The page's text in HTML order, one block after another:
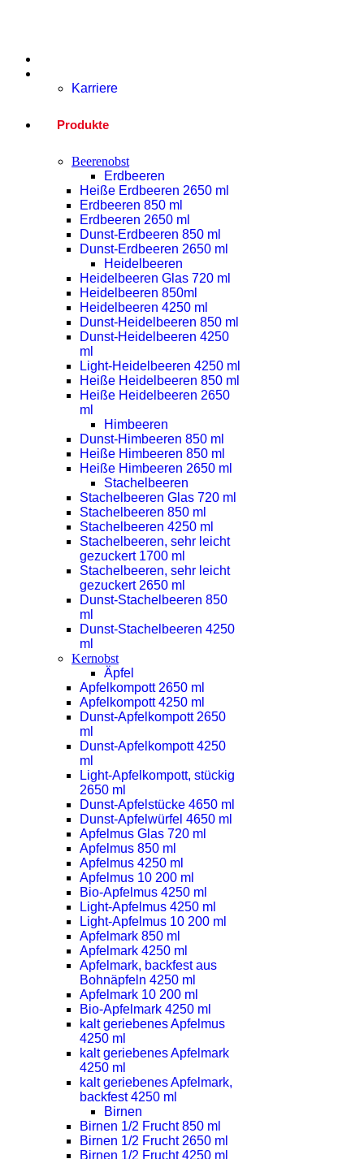
Karriere
Produkte
Beerenobst
Erdbeeren
Heiße Erdbeeren 2650 ml
Erdbeeren 850 ml
Erdbeeren 2650 ml
Dunst-Erdbeeren 850 ml
Dunst-Erdbeeren 2650 ml
Heidelbeeren
Heidelbeeren Glas 720 ml
Heidelbeeren 850ml
Heidelbeeren 4250 ml
Dunst-Heidelbeeren 850 ml
Dunst-Heidelbeeren 4250
ml
Light-Heidelbeeren 4250 ml
Heiße Heidelbeeren 850 ml
Heiße Heidelbeeren 2650
ml
Himbeeren
Dunst-Himbeeren 850 ml
Heiße Himbeeren 850 ml
Heiße Himbeeren 2650 ml
Stachelbeeren
Stachelbeeren Glas 720 ml
Stachelbeeren 850 ml
Stachelbeeren 4250 ml
Stachelbeeren, sehr leicht
gezuckert 1700 ml
Stachelbeeren, sehr leicht
gezuckert 2650 ml
Dunst-Stachelbeeren 850
ml
Dunst-Stachelbeeren 4250
ml
Kernobst
Äpfel
Apfelkompott 2650 ml
Apfelkompott 4250 ml
Dunst-Apfelkompott 2650
ml
Dunst-Apfelkompott 4250
ml
Light-Apfelkompott, stückig
2650 ml
Dunst-Apfelstücke 4650 ml
Dunst-Apfelwürfel 4650 ml
Apfelmus Glas 720 ml
Apfelmus 850 ml
Apfelmus 4250 ml
Apfelmus 10 200 ml
Bio-Apfelmus 4250 ml
Light-Apfelmus 4250 ml
Light-Apfelmus 10 200 ml
Apfelmark 850 ml
Apfelmark 4250 ml
Apfelmark, backfest aus
Bohnäpfeln 4250 ml
Apfelmark 10 200 ml
Bio-Apfelmark 4250 ml
kalt geriebenes Apfelmus
4250 ml
kalt geriebenes Apfelmark
4250 ml
kalt geriebenes Apfelmark,
backfest 4250 ml
Birnen
Birnen 1/2 Frucht 850 ml
Birnen 1/2 Frucht 2650 ml
Birnen 1/2 Frucht 4250 ml